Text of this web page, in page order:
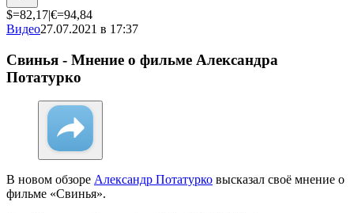
$=82,17|€=94,84
Видео27.07.2021 в 17:37
Свинья - Мнение о фильме Александра
Потатурко
В новом обзоре Александр Потатурко высказал своё мнение о
фильме «Свинья».